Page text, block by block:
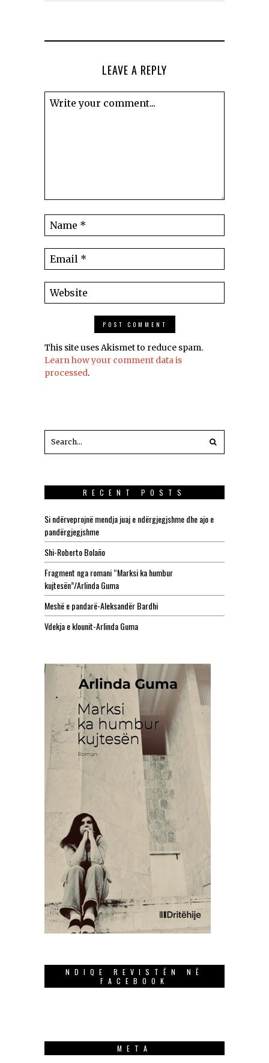
LEAVE A REPLY
This site uses Akismet to reduce spam.
Learn how your comment data is
processed.
RECENT POSTS
Si ndërveprojnë mendja juaj e ndërgjegjshme dhe ajo e
pandërgjegjshme
Shi-Roberto Bolaño
Fragment nga romani “Marksi ka humbur
kujtesën”/Arlinda Guma
Meshë e pandarë-Aleksandër Bardhi
Vdekja e klounit-Arlinda Guma
NDIQE REVISTËN NË
FACEBOOK
META